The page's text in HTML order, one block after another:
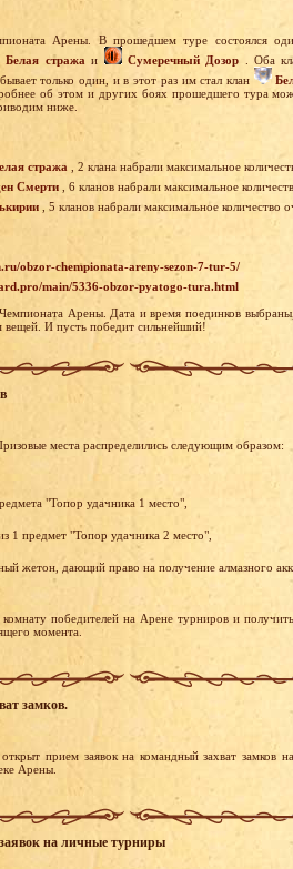
Арены. В прошедшем туре состоялся
Белая стража и Сумеречный Дозор . Оба
только один, и в этот раз им стал клан
об этом и других боях прошедшего тура
ниже.
стража , 2 клана набрали максимальное
Смерти , 6 кланов набрали максимальное
, 5 кланов набрали максимальное количество
obzor-chempionata-areny-sezon-7-tur-5/
main/5336-obzor-pyatogo-tura.html
Арены. Дата и время поединков
вещей. И пусть победит сильнейший!
места распределились следующим образом:
"Топор удачника 1 место",
1 предмет "Топор удачника 2 место",
жетон, дающий право на получение алмазного
победителей на Арене турниров и
момента.
замков.
прием заявок на командный захват замков
Арены.
на личные турниры